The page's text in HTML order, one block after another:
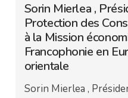
Sorin Mierlea ,
Protection des
à la Mission
Francophonie en
orientale
Sorin Mierlea ,